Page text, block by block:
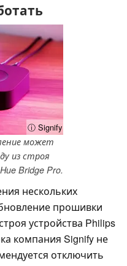
ⓘ Signify
может
из строя
Bridge Pro.
нескольких
прошивки
устройства Philips
компания Signify не
отключить